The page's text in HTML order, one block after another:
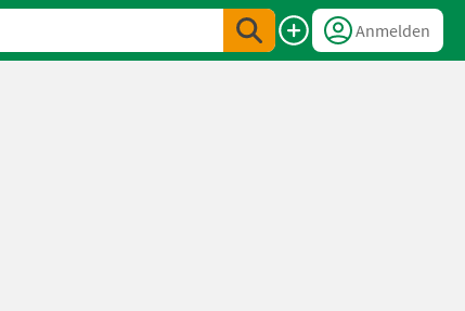
Anmelden